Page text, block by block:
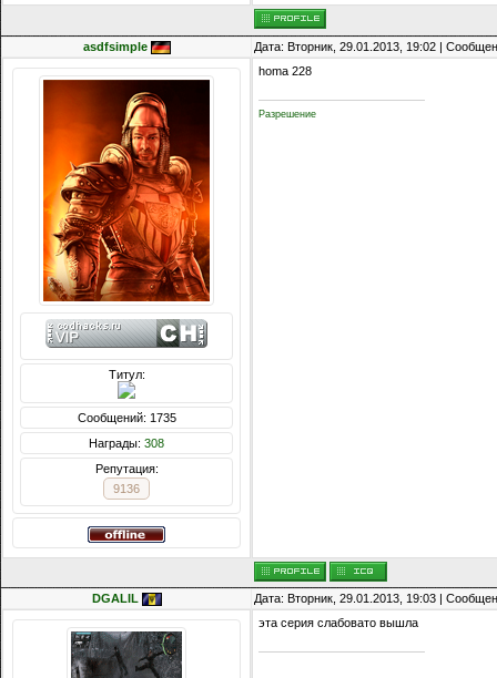
asdfsimple Дата: Вторник, 29.01.2013, 19:02 |
Титул:
Сообщений: 1735
Награды: 308
Репутация:
9136
homa 228
Разрешение
DGALIL Дата: Вторник, 29.01.2013, 19:03 |
эта серия слабовато вышла